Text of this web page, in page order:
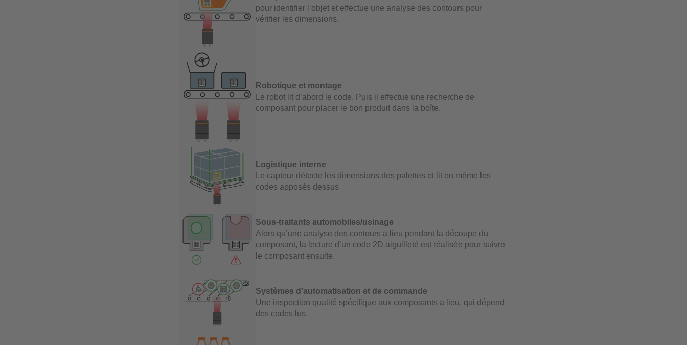
pour identifier l’objet et effectue une analyse des contours pour
vérifier les dimensions.
Robotique et montage
Le robot lit d’abord le code. Puis il effectue une recherche de
composant pour placer le bon produit dans la boîte.
Logistique interne
Le capteur détecte les dimensions des palettes et lit en même les
codes apposés dessus
Sous-traitants automobiles/usinage
Alors qu’une analyse des contours a lieu pendant la découpe du
composant, la lecture d’un code 2D aiguilleté est réalisée pour suivre
le composant ensuite.
Systèmes d’automatisation et de commande
Une inspection qualité spécifique aux composants a lieu, qui dépend
des codes lus.